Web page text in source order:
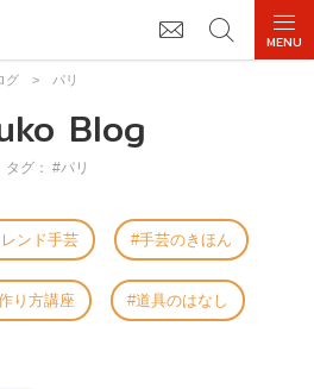
グ > パリ
Blog
タグ： #パリ
ンド手芸 手芸のきほん
り方講座 道具のはなし